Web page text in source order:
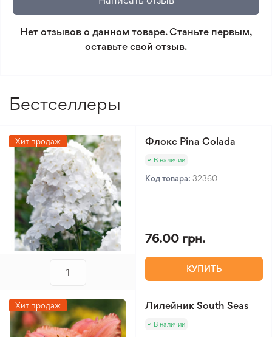
Уровень полива
Уровень сложности
2/5
который не соответствует ожиданиям. Согласно
условиям возврата.
Нет отзывов о данном товаре. Станьте первым,
оставьте свой отзыв.
Бестселлеры
Хит продаж Флокс Pina Colada
В наличии
Код товара: 32360
76.00 грн.
КУПИТЬ
Хит продаж Лилейник South Seas
В наличии